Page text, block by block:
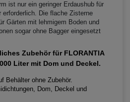
ist nur ein geringer Erdaushub für
erforderlich. Die flache Zisterne
Gärten mit lehmigem Boden und
sogar ohne Bagger eingesetzt
Zubehör für FLORANTIA
Liter mit Dom und Deckel.
Behälter ohne Zubehör.
Dom, Deckel und